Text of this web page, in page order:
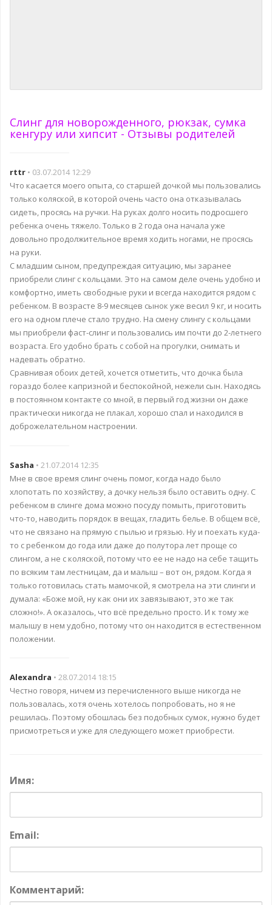
Слинг для новорожденного, рюкзак, сумка
кенгуру или хипсит - Отзывы родителей
rttr • 03.07.2014 12:29
Что касается моего опыта, со старшей дочкой мы пользовались
только коляской, в которой очень часто она отказывалась
сидеть, просясь на ручки. На руках долго носить подросшего
ребенка очень тяжело. Только в 2 года она начала уже
довольно продолжительное время ходить ногами, не просясь
на руки.
С младшим сыном, предупреждая ситуацию, мы заранее
приобрели слинг с кольцами. Это на самом деле очень удобно и
комфортно, иметь свободные руки и всегда находится рядом с
ребенком. В возрасте 8-9 месяцев сынок уже весил 9 кг, и носить
его на одном плече стало трудно. На смену слингу с кольцами
мы приобрели фаст-слинг и пользовались им почти до 2-летнего
возраста. Его удобно брать с собой на прогулки, снимать и
надевать обратно.
Сравнивая обоих детей, хочется отметить, что дочка была
гораздо более капризной и беспокойной, нежели сын. Находясь
в постоянном контакте со мной, в первый год жизни он даже
практически никогда не плакал, хорошо спал и находился в
доброжелательном настроении.
Sasha • 21.07.2014 12:35
Мне в свое время слинг очень помог, когда надо было
хлопотать по хозяйству, а дочку нельзя было оставить одну. С
ребенком в слинге дома можно посуду помыть, приготовить
что-то, наводить порядок в вещах, гладить белье. В общем всё,
что не связано на прямую с пылью и грязью. Ну и поехать куда-
то с ребенком до года или даже до полутора лет проще со
слингом, а не с коляской, потому что ее не надо на себе тащить
по всяким там лестницам, да и малыш – вот он, рядом. Когда я
только готовилась стать мамочкой, я смотрела на эти слинги и
думала: «Боже мой, ну как они их завязывают, это же так
сложно!». А оказалось, что всё предельно просто. И к тому же
малышу в нем удобно, потому что он находится в естественном
положении.
Alexandra • 28.07.2014 18:15
Честно говоря, ничем из перечисленного выше никогда не
пользовалась, хотя очень хотелось попробовать, но я не
решилась. Поэтому обошлась без подобных сумок, нужно будет
присмотреться и уже для следующего может приобрести.
Имя:
Email:
Комментарий: